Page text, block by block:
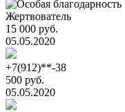
Жертвователь
15 000 руб.
05.05.2020
+7(912)**-38
500 руб.
05.05.2020